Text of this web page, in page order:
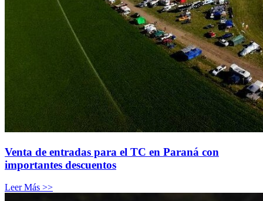
Venta de entradas para el TC en Paraná con
importantes descuentos
Leer Más >>